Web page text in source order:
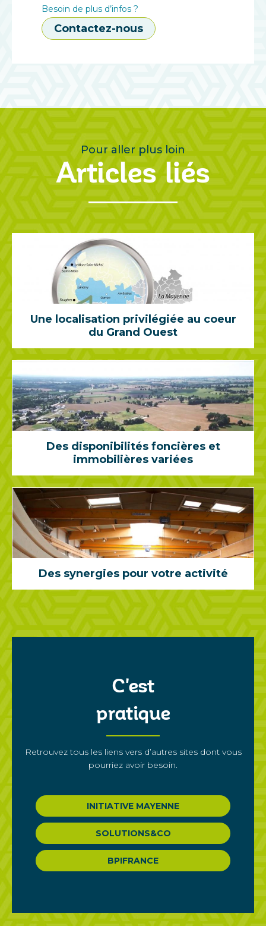
Besoin de plus d’infos ?
Contactez-nous
Pour aller plus loin
Articles liés
Une localisation privilégiée au coeur
du Grand Ouest
Des disponibilités foncières et
immobilières variées
Des synergies pour votre activité
C'est
pratique
Retrouvez tous les liens vers d’autres sites dont vous
pourriez avoir besoin.
INITIATIVE MAYENNE
SOLUTIONS&CO
BPIFRANCE